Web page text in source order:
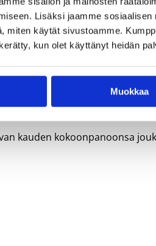
Lisäksi jaamme
miten käytät sivustoamme.
kun olet käyttänyt heidän
Muokkaa
on erittäin tyytyväinen
paljon. Lassi on sarjan
ja ymmärtää
suunnitelmat saivat
kauden kokoonpanoonsa